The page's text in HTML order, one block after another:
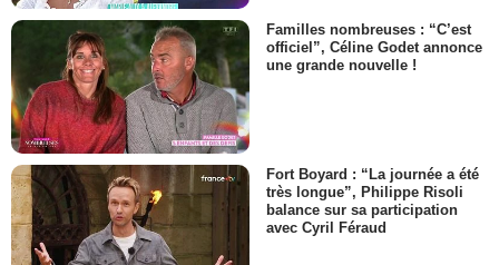
Familles nombreuses : “C’est
officiel”, Céline Godet annonce
une grande nouvelle !
Fort Boyard : “La journée a été
très longue”, Philippe Risoli
balance sur sa participation
avec Cyril Féraud